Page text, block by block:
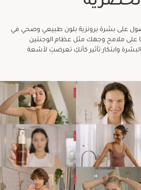
على بشرة برونزية بلون طبيعي وصحي في
ملامح وجهك مثل عظام الوجنتين
وابتكار تأثير كأنكِ تعرضتِ لأشعة